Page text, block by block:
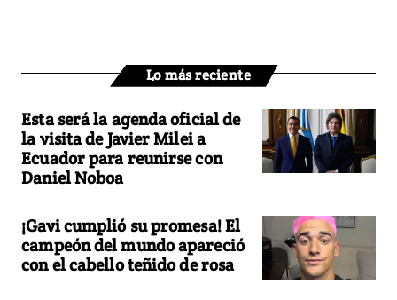
Lo más reciente
Esta será la agenda oficial de
la visita de Javier Milei a
Ecuador para reunirse con
Daniel Noboa
¡Gavi cumplió su promesa! El
campeón del mundo apareció
con el cabello teñido de rosa